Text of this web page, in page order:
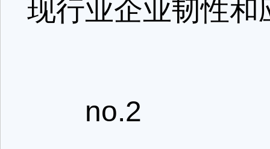
现行业企业韧性
no.2